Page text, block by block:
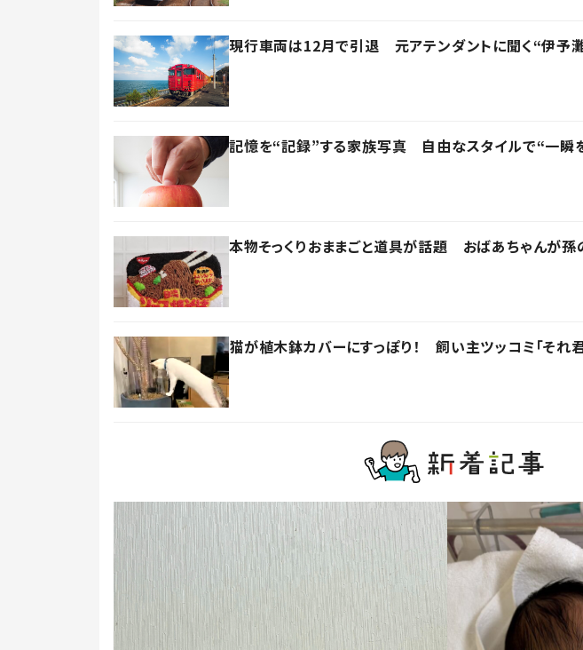
現行車両は12月で引退 元アテンダントに聞く“伊予
記憶を“記録”する家族写真 自由なスタイルで“一瞬
本物そっくりおままごと道具が話題 おばあちゃんが孫
猫が植木鉢カバーにすっぽり！ 飼い主ツッコミ「それ